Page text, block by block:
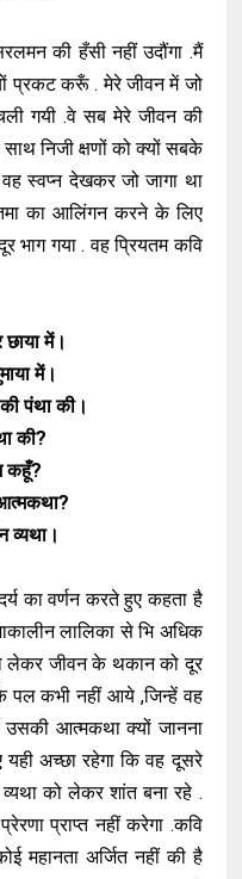
की हँसी नहीं उदौंगा .मैं
प्रकट करूँ . मेरे जीवन में जो
गयी .वे सब मेरे जीवन की
निजी क्षणों को क्यों सबके
स्वप्न देखकर जो जागा था
का आलिंगन करने के लिए
भाग गया . वह प्रियतम कवि
में।
में।
पंथा की।
की?
कहूँ?
व्यथा।
का वर्णन करते हुए कहता है
लालिका से भि अधिक
लेकर जीवन के थकान को दूर
कभी नहीं आये ,जिन्हें वह
आत्मकथा क्यों जानना
अच्छा रहेगा कि वह दूसरे
को लेकर शांत बना रहे .
प्राप्त नहीं करेगा .कवि
महानता अर्जित नहीं की है